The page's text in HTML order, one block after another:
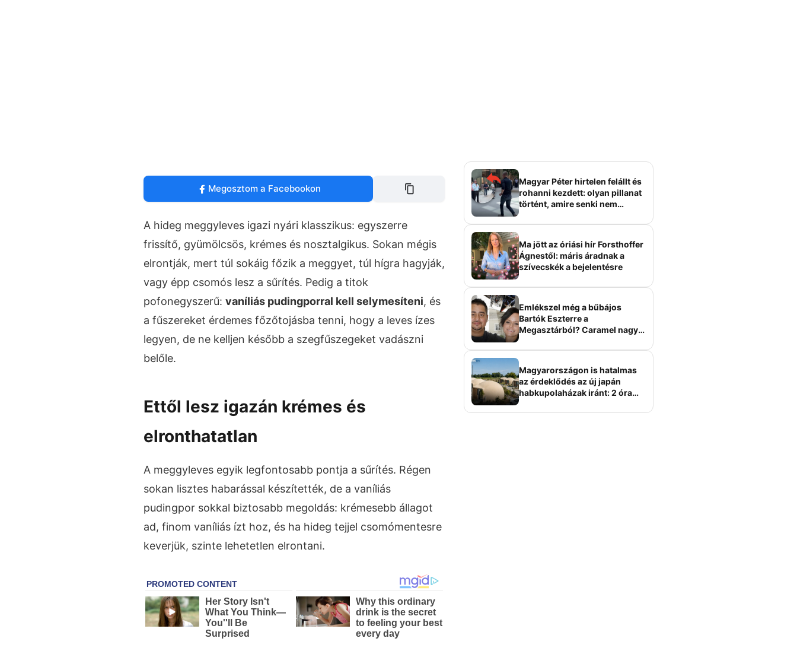
Megosztom a Facebookon
A hideg meggyleves igazi nyári klasszikus: egyszerre
frissítő, gyümölcsös, krémes és nosztalgikus. Sokan mégis
elrontják, mert túl sokáig főzik a meggyet, túl hígra hagyják,
vagy épp csomós lesz a sűrítés. Pedig a titok
pofonegyszerű: vaníliás pudingporral kell selymesíteni, és
a fűszereket érdemes főzőtojásba tenni, hogy a leves ízes
legyen, de ne kelljen később a szegfűszegeket vadászni
belőle.
Ettől lesz igazán krémes és
elronthatatlan
A meggyleves egyik legfontosabb pontja a sűrítés. Régen
sokan lisztes habarással készítették, de a vaníliás
pudingpor sokkal biztosabb megoldás: krémesebb állagot
ad, finom vaníliás ízt hoz, és ha hideg tejjel csomómentesre
keverjük, szinte lehetetlen elrontani.
Magyar Péter hirtelen felállt és
rohanni kezdett: olyan pillanat
történt, amire senki nem
Ma jött az óriási hír Forsthoffer
Ágnestől: máris áradnak a
szívecskék a bejelentésre
Emlékszel még a bűbájos
Bartók Eszterre a
Megasztárból? Caramel nagy
Magyarországon is hatalmas
az érdeklődés az új japán
habkupolaházak iránt: 2 óra
elképesztő áron hirdetik őket